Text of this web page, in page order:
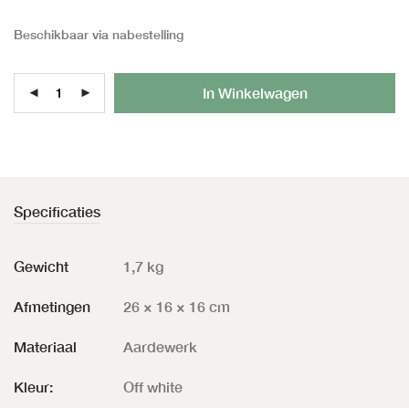
Beschikbaar via nabestelling
In Winkelwagen
Specificaties
Gewicht 1,7 kg
Afmetingen 26 × 16 × 16 cm
Materiaal Aardewerk
Kleur: Off white